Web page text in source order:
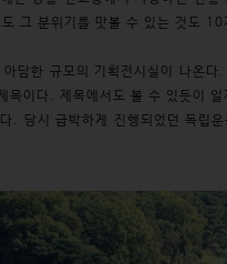
그 분위기를 맛볼 수 있는 것도 10
아담한 규모의 기획전시실이 나온
목이다. 제목에서도 볼 수 있듯이
. 당시 급박하게 진행되었던 독립